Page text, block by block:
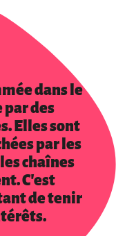
dans le
des
Elles sont
par les
chaînes
C'est
de tenir